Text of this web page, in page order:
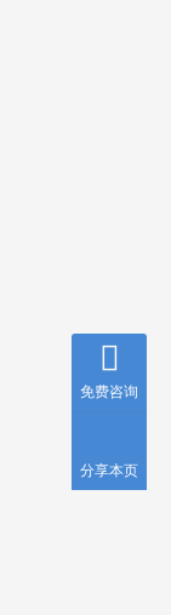
免费咨询
分享本页